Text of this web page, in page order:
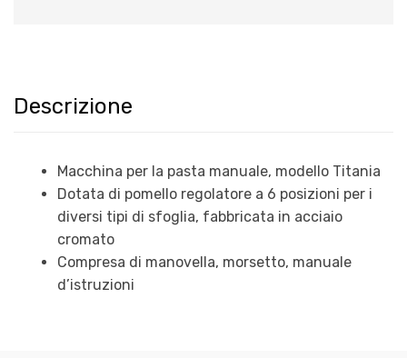
Descrizione
Macchina per la pasta manuale, modello Titania
Dotata di pomello regolatore a 6 posizioni per i
diversi tipi di sfoglia, fabbricata in acciaio
cromato
Compresa di manovella, morsetto, manuale
d’istruzioni